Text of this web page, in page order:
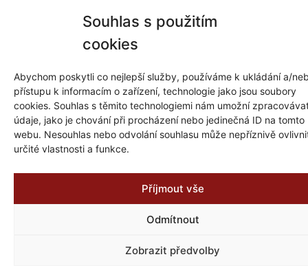
Souhlas s použitím
cookies
Abychom poskytli co nejlepší služby, používáme k ukládání a/
přístupu k informacím o zařízení, technologie jako jsou soubory
cookies. Souhlas s těmito technologiemi nám umožní
údaje, jako je chování při procházení nebo jedinečná ID na tomto
webu. Nesouhlas nebo odvolání souhlasu může nepříznivě
určité vlastnosti a funkce.
Příjmout vše
Odmítnout
Zobrazit předvolby